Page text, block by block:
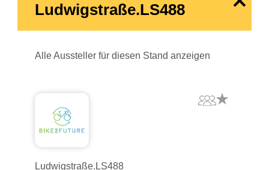
Ludwigstraße.LS488
Alle Aussteller für diesen Stand anzeigen
Ludwigstraße.LS488